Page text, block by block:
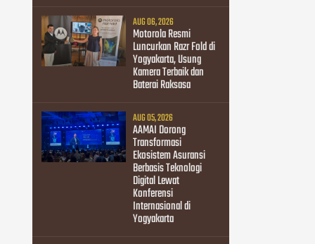
AUG 06, 2026
Motorola Resmi
Luncurkan Razr Fold di
Yogyakarta, Usung
Kamera Terbaik dan
Baterai Raksasa
AUG 05, 2026
AAMAI Dorong
Transformasi
Ekosistem Asuransi
Berbasis Teknologi
Digital Lewat
Konferensi
Internasional di
Yogyakarta